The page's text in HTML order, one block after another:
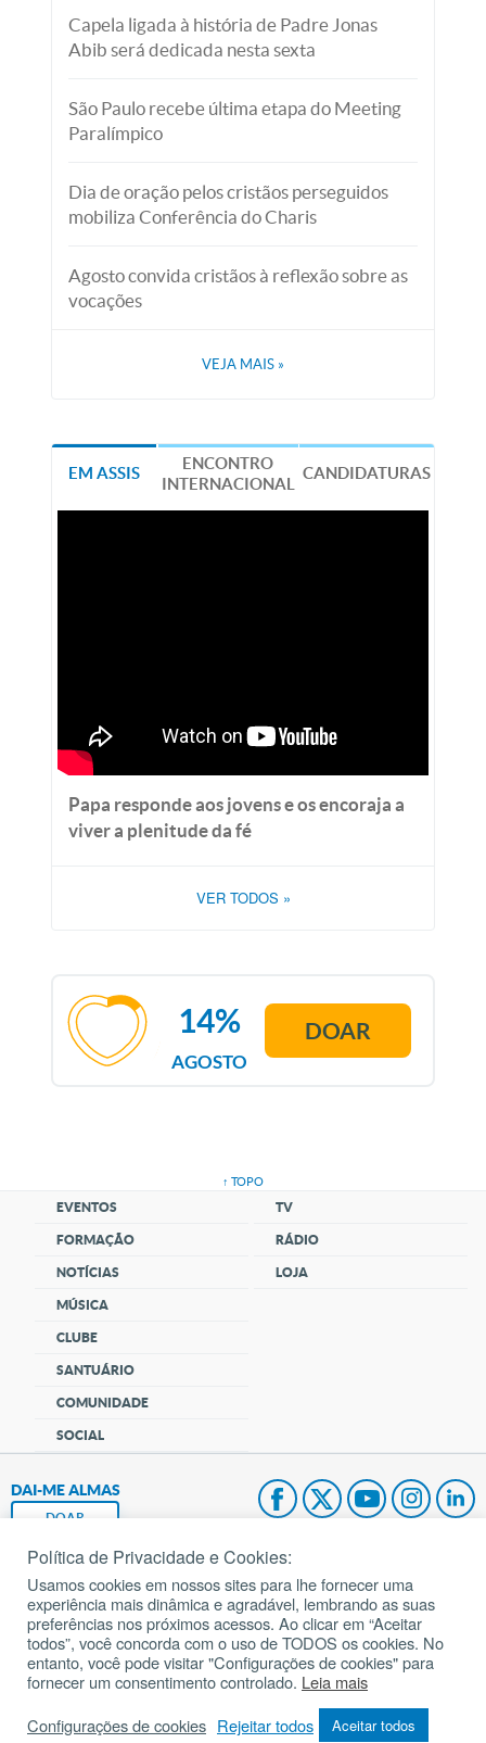
Capela ligada à história de Padre Jonas
Abib será dedicada nesta sexta
São Paulo recebe última etapa do Meeting
Paralímpico
Dia de oração pelos cristãos perseguidos
mobiliza Conferência do Charis
Agosto convida cristãos à reflexão sobre as
vocações
VEJA MAIS »
EM ASSIS
ENCONTRO
INTERNACIONAL
CANDIDATURAS
Papa responde aos jovens e os encoraja a
viver a plenitude da fé
VER TODOS »
AGOSTO
14% DOAR
↑ TOPO
EVENTOS
FORMAÇÃO
NOTÍCIAS
MÚSICA
CLUBE
SANTUÁRIO
COMUNIDADE
SOCIAL
TV
RÁDIO
LOJA
DAI-ME ALMAS
DOAR
Fundação João Paulo II
Pedido de Oração
Mapa do site
Política de Privacidade e Cookies:
Usamos cookies em nossos sites para lhe fornecer uma
experiência mais dinâmica e agradável, lembrando as suas
preferências nos próximos acessos. Ao clicar em “Aceitar
todos”, você concorda com o uso de TODOS os cookies. No
entanto, você pode visitar "Configurações de cookies" para
fornecer um consentimento controlado. Leia mais
Configurações de cookies Rejeitar todos Aceitar todos